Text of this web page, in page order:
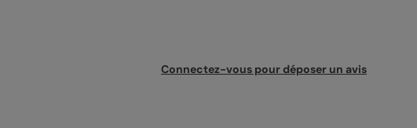
Connectez-vous pour déposer un avis